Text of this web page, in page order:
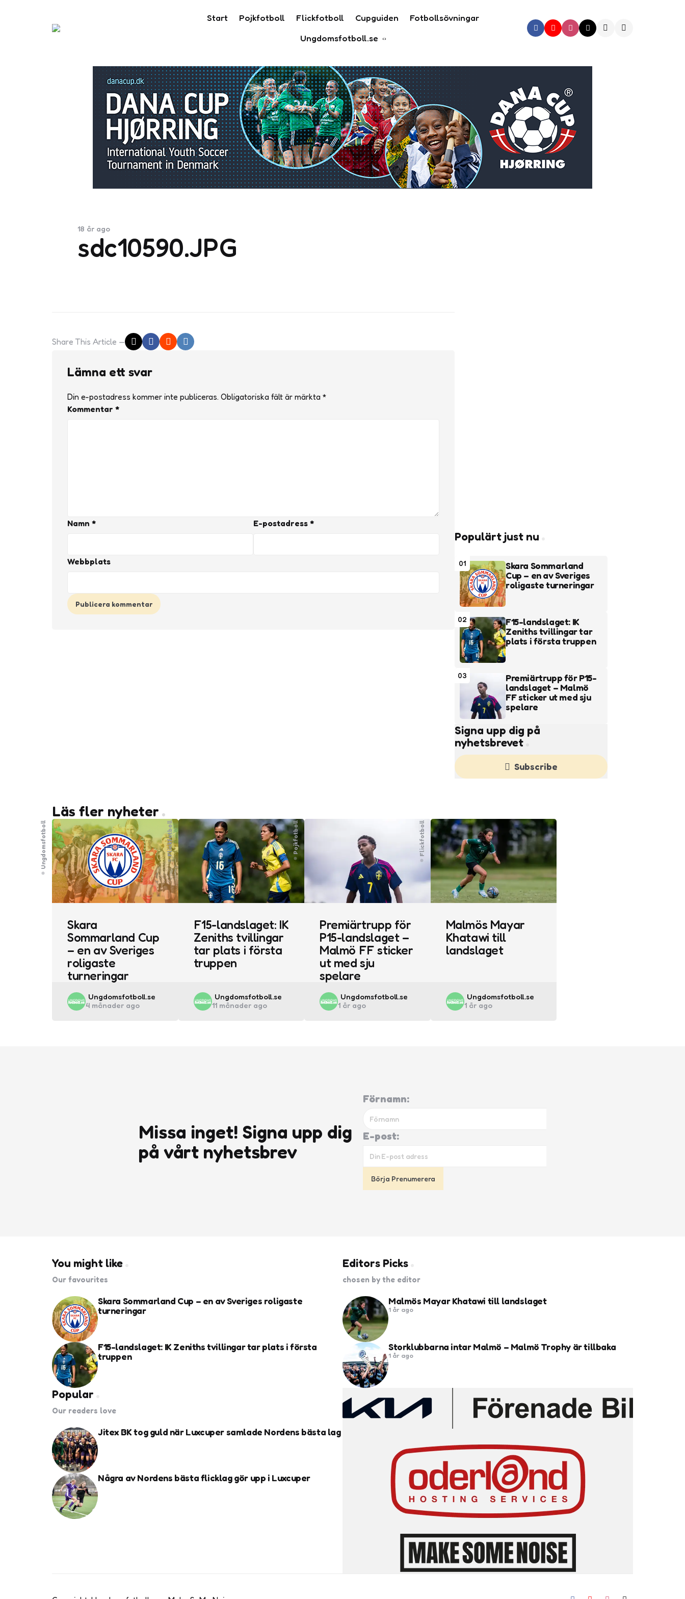
Start Pojkfotboll Flickfotboll Cupguiden
Fotbollsövningar
Ungdomsfotboll.se
sdc10590.JPG
18 år ago
Share This Article
Lämna ett svar
Din e-postadress kommer inte publiceras. Obligatoriska fält är märkta *
Kommentar *
Namn * E-postadress *
Webbplats
Populärt just nu
01
Skara Sommarland
Cup – en av Sveriges
roligaste turneringar
02
F15-landslaget: IK
Zeniths tvillingar tar
plats i första truppen
03
Premiärtrupp för P15-
landslaget – Malmö
FF sticker ut med sju
spelare
Signa upp dig på
nyhetsbrevet
Subscribe
Läs fler nyheter
Ungdomsfotboll
Skara
Sommarland Cup
– en av Sveriges
roligaste
turneringar
Posted
by
Ungdomsfotboll.se
4 månader ago
Flickfotboll
F15-landslaget: IK
Zeniths tvillingar
tar plats i första
truppen
Posted
by
Ungdomsfotboll.se
11 månader ago
Pojkfotboll
Premiärtrupp för
P15-landslaget –
Malmö FF sticker
ut med sju
spelare
Posted
by
Ungdomsfotboll.se
1 år ago
Flickfotboll
Malmös Mayar
Khatawi till
landslaget
Posted
by
Ungdomsfotboll.se
1 år ago
Missa inget! Signa upp dig
på vårt nyhetsbrev
Förnamn:
E-post:
You might like
Our favourites
Skara Sommarland Cup – en av Sveriges roligaste
turneringar
F15-landslaget: IK Zeniths tvillingar tar plats i första
truppen
Editors Picks
chosen by the editor
Malmös Mayar Khatawi till landslaget
1 år ago
Storklubbarna intar Malmö – Malmö Trophy är tillbaka
1 år ago
Popular
Our readers love
Jitex BK tog guld när Luxcuper samlade Nordens bästa lag
Några av Nordens bästa flicklag gör upp i Luxcuper